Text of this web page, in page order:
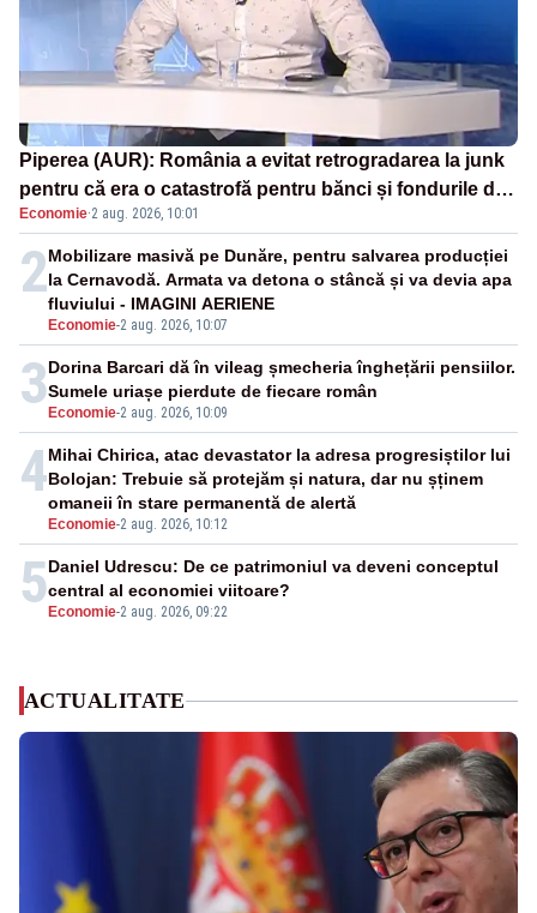
Piperea (AUR): România a evitat retrogradarea la junk
pentru că era o catastrofă pentru bănci și fondurile de
pensii
Economie·2 aug. 2026, 10:01
2
Economie-2 aug. 2026, 10:07
Mobilizare masivă pe Dunăre, pentru salvarea producției
la Cernavodă. Armata va detona o stâncă și va devia apa
fluviului - IMAGINI AERIENE
3 Economie-2 aug. 2026, 10:09
Dorina Barcari dă în vileag șmecheria înghețării pensiilor.
Sumele uriașe pierdute de fiecare român
4
Economie-2 aug. 2026, 10:12
Mihai Chirica, atac devastator la adresa progresiștilor lui
Bolojan: Trebuie să protejăm și natura, dar nu șținem
omaneii în stare permanentă de alertă
5 Economie-2 aug. 2026, 09:22
Daniel Udrescu: De ce patrimoniul va deveni conceptul
central al economiei viitoare?
ACTUALITATE